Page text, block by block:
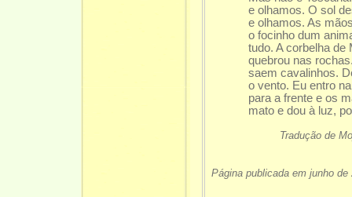
e olhamos. O sol
e olhamos. As
o focinho dum
tudo. A corbelha de
quebrou nas
saem cavalinhos.
o vento. Eu entro
para a frente e os
mato e dou à luz,
Tradução de
Página publicada em junho de